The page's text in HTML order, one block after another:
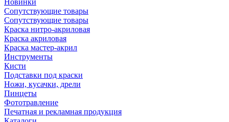
Новинки
Сопутствующие товары
Сопутствующие товары
Краска нитро-акриловая
Краска акриловая
Краска мастер-акрил
Инструменты
Кисти
Подставки под краски
Ножи, кусачки, дрели
Пинцеты
Фототравление
Печатная и рекламная продукция